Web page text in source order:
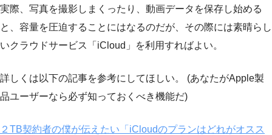
実際、写真を撮影しまくったり、動画データを保存し始める
と、容量を圧迫することにはなるのだが、その際には素晴らし
いクラウドサービス「iCloud」を利用すればよい。
詳しくは以下の記事を参考にしてほしい。 (あなたがApple製
品ユーザーなら必ず知っておくべき機能だ)
２TB契約者の僕が伝えたい「iCloudのプランはどれがオスス